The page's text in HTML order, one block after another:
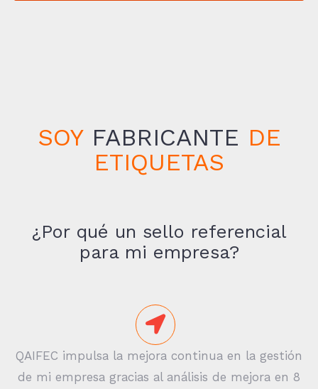
SOYFABRICANTE DE
ETIQUETAS
¿Por qué un sello referencial
para mi empresa?
QAIFEC impulsa la mejora continua en la gestión
de mi empresa gracias al análisis de mejora en 8